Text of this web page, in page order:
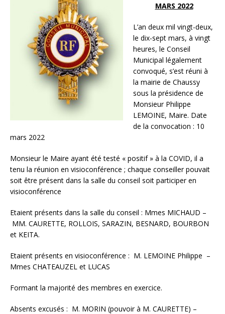
MARS 2022
L’an deux mil vingt-deux,
le dix-sept mars, à vingt
heures, le Conseil
Municipal légalement
convoqué, s’est réuni à
la mairie de Chaussy
sous la présidence de
Monsieur Philippe
LEMOINE, Maire. Date
de la convocation : 10
mars 2022
Monsieur le Maire ayant été testé « positif » à la COVID, il a
tenu la réunion en visioconférence ; chaque conseiller pouvait
soit être présent dans la salle du conseil soit participer en
visioconférence
Etaient présents dans la salle du conseil : Mmes MICHAUD –
MM. CAURETTE, ROLLOIS, SARAZIN, BESNARD, BOURBON
et KEITA.
Etaient présents en visioconférence : M. LEMOINE Philippe –
Mmes CHATEAUZEL et LUCAS
Formant la majorité des membres en exercice.
Absents excusés : M. MORIN (pouvoir à M. CAURETTE) –